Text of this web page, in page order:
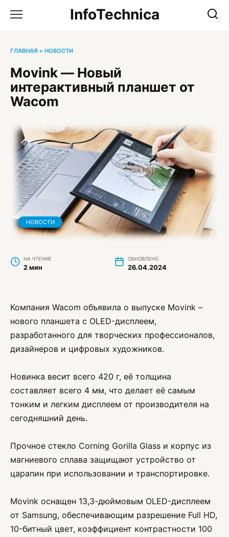
InfoTechnica
ГЛАВНАЯ » НОВОСТИ
Movink — Новый
интерактивный планшет от
Wacom
НОВОСТИ
НА ЧТЕНИЕ
2 мин
ОБНОВЛЕНО
26.04.2024
Компания Wacom объявила о выпуске Movink –
нового планшета с OLED-дисплеем,
разработанного для творческих профессионалов,
дизайнеров и цифровых художников.
Новинка весит всего 420 г, её толщина
составляет всего 4 мм, что делает её самым
тонким и легким дисплеем от производителя на
сегодняшний день.
Прочное стекло Corning Gorilla Glass и корпус из
магниевого сплава защищают устройство от
царапин при использовании и транспортировке.
Movink оснащен 13,3-дюймовым OLED-дисплеем
от Samsung, обеспечивающим разрешение Full HD,
10-битный цвет, коэффициент контрастности 100